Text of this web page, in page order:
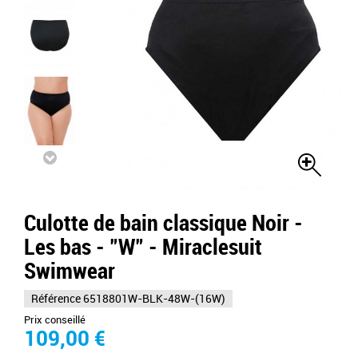
Culotte de bain classique Noir -
Les bas - "W" - Miraclesuit
Swimwear
Référence 6518801W-BLK-48W-(16W)
Prix conseillé
109,00 €